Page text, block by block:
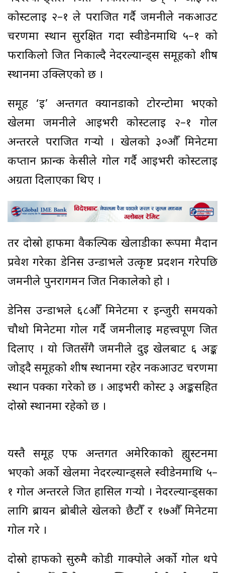
कोस्टलाई २–१ ले पराजित गर्दै जर्मनीले नकआउट
चरणमा स्थान सुरक्षित गर्दा स्वीडेनमाथि ५–१ को
फराकिलो जित निकाल्दै नेदरल्यान्ड्स समूहको शीर्ष
स्थानमा उक्लिएको छ ।
समूह ‘ई’ अन्तर्गत क्यानडाको टोरन्टोमा भएको
खेलमा जर्मनीले आइभरी कोस्टलाई २–१ गोल
अन्तरले पराजित गर्‍यो । खेलको ३०औँ मिनेटमा
कप्तान फ्रान्क केसीले गोल गर्दै आइभरी कोस्टलाई
अग्रता दिलाएका थिए ।
तर दोस्रो हाफमा वैकल्पिक खेलाडीका रूपमा मैदान
प्रवेश गरेका डेनिस उन्डाभले उत्कृष्ट प्रदर्शन गरेपछि
जर्मनीले पुनरागमन जित निकालेको हो ।
डेनिस उन्डाभले ६८औँ मिनेटमा र इन्जुरी समयको
चौथो मिनेटमा गोल गर्दै जर्मनीलाई महत्त्वपूर्ण जित
दिलाए । यो जितसँगै जर्मनीले दुई खेलबाट ६ अङ्क
जोड्दै समूहको शीर्ष स्थानमा रहेर नकआउट चरणमा
स्थान पक्का गरेको छ । आइभरी कोस्ट ३ अङ्कसहित
दोस्रो स्थानमा रहेको छ ।
यस्तै समूह एफ अन्तर्गत अमेरिकाको ह्युस्टनमा
भएको अर्को खेलमा नेदरल्यान्ड्सले स्वीडेनमाथि ५–
१ गोल अन्तरले जित हासिल गर्‍यो । नेदरल्यान्ड्सका
लागि ब्रायन ब्रोबीले खेलको छैटौँ र १७औँ मिनेटमा
गोल गरे ।
दोस्रो हाफको सुरुमै कोडी गाक्पोले अर्को गोल थपे